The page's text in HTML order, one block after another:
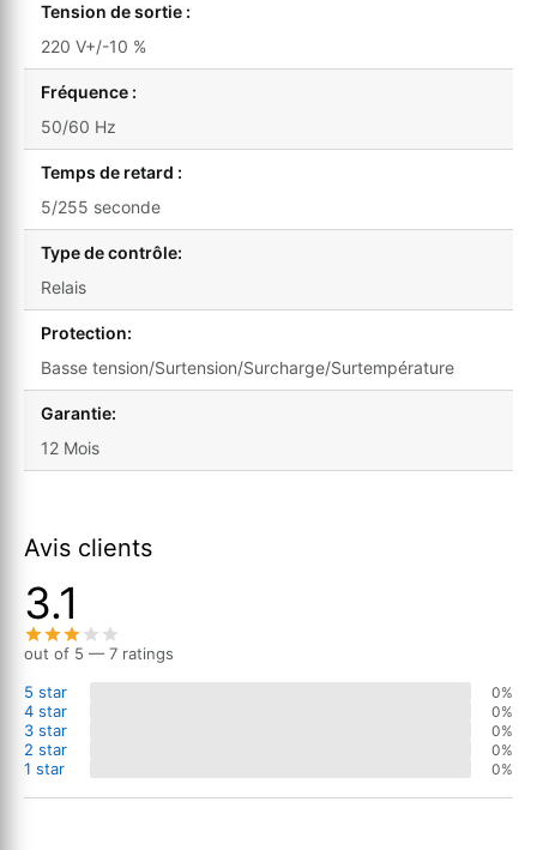
Tension de sortie :
220 V+/-10 %
Fréquence :
50/60 Hz
Temps de retard :
5/255 seconde
Type de contrôle:
Relais
Protection:
Basse tension/Surtension/Surcharge/Surtempérature
Garantie:
12 Mois
Avis clients
3.1
out of 5 — 7 ratings
5 star
0%
4 star 0%
3 star 0%
2 star 0%
1 star 0%